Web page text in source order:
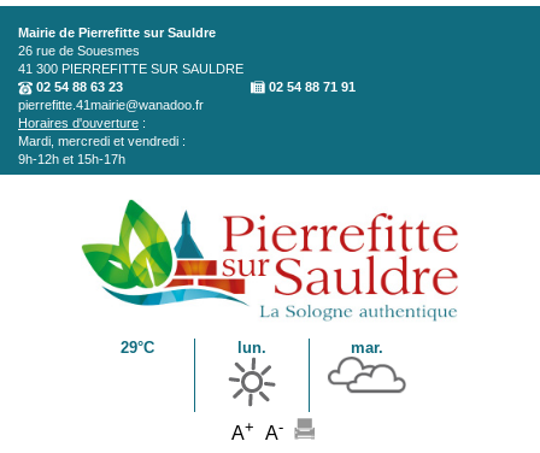
Aller au contenu principal
Mairie de Pierrefitte sur Sauldre
26 rue de Souesmes
41 300 PIERREFITTE SUR SAULDRE
02 54 88 63 23
02 54 88 71 91
pierrefitte.41mairie@wanadoo.fr
Horaires d'ouverture :
Mardi, mercredi et vendredi :
9h-12h et 15h-17h
29°C lun. mar.
A+ A-